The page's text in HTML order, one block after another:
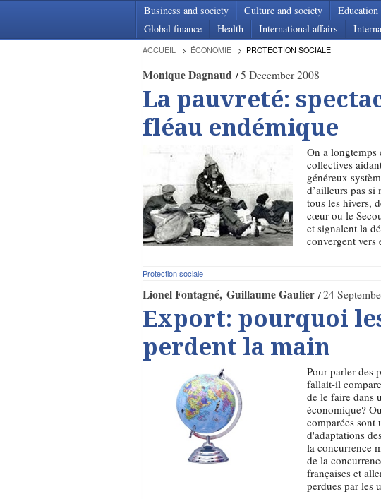
Business and society Culture and society Education
Global finance
Health International affairs
ACCUEIL ÉCONOMIE PROTECTION SOCIALE
Monique Dagnaud 5 December 2008
La pauvreté:
fléau endémique
On a longtemps
collectives
généreux
d’ailleurs pas si
tous les hivers,
cœur ou le
et signalent la
convergent vers
Protection sociale
Lionel Fontagné Guillaume Gaulier 24
Export: pourquoi
perdent la main
Pour parler des
fallait-il
de le faire dans
économique?
comparées sont
d'adaptations
la concurrence
de la
françaises et
perdues par les